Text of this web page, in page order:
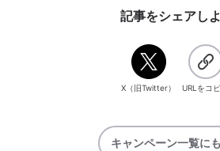
記事をシェアし
X（旧Twitter） URLをコ
キャンペーン一覧に